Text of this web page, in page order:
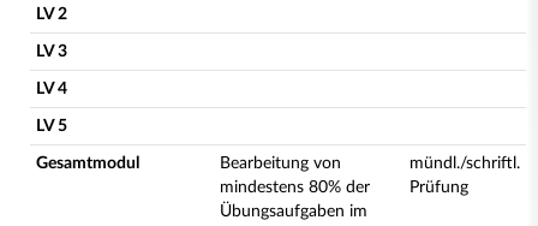
LV 2
LV 3
LV 4
LV 5
Gesamtmodul
Bearbeitung von
mindestens 80% der
Übungsaufgaben im
mündl./schriftl.
Prüfung